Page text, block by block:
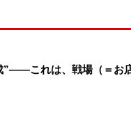
”――これは、戦場（＝お